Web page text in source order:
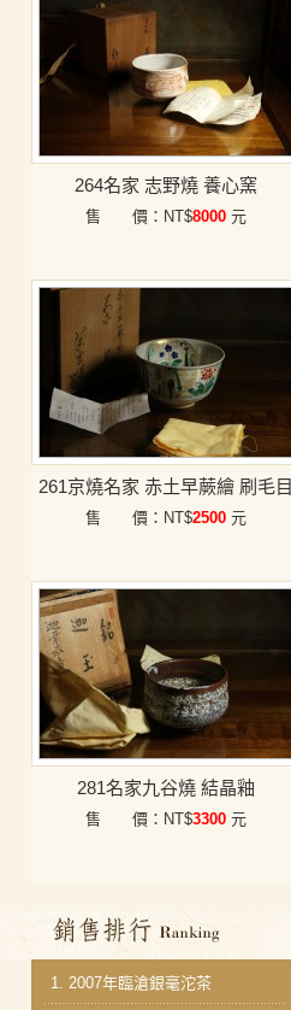
264名家 志野燒 養心窯
售 價：NT$8000 元
261京燒名家 赤土早蕨繪 刷毛目
售 價：NT$2500 元
281名家九谷燒 結晶釉
售 價：NT$3300 元
銷售排行
1. 2007年臨滄銀毫沱茶